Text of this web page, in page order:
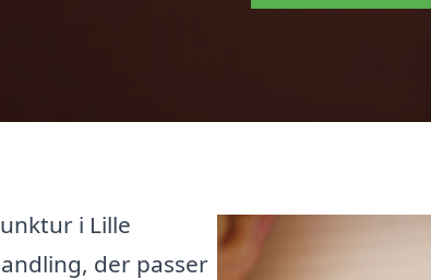
i Lille
der passer